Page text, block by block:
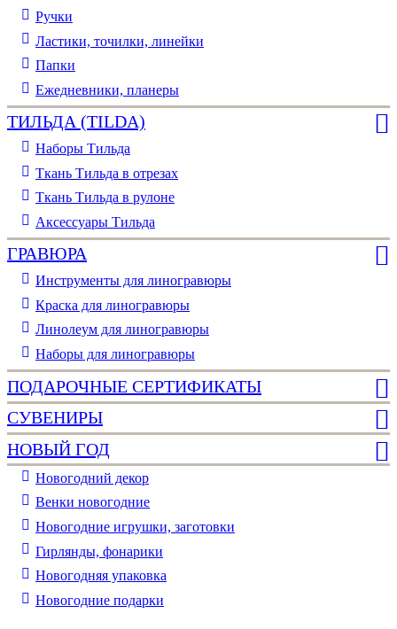
Ручки
Ластики, точилки, линейки
Папки
Ежедневники, планеры
ТИЛЬДА (TILDA)
Наборы Тильда
Ткань Тильда в отрезах
Ткань Тильда в рулоне
Аксессуары Тильда
ГРАВЮРА
Инструменты для линогравюры
Краска для линогравюры
Линолеум для линогравюры
Наборы для линогравюры
ПОДАРОЧНЫЕ СЕРТИФИКАТЫ
СУВЕНИРЫ
НОВЫЙ ГОД
Новогодний декор
Венки новогодние
Новогодние игрушки, заготовки
Гирлянды, фонарики
Новогодняя упаковка
Новогодние подарки